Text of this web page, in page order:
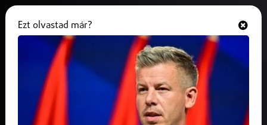
Debrecen Helyi
Ezt olvastad már?